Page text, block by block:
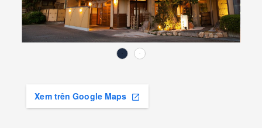
Xem trên Google Maps